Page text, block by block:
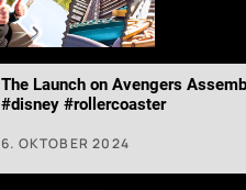
The Launch on Avengers
#disney #rollercoaster
6. OKTOBER 2024